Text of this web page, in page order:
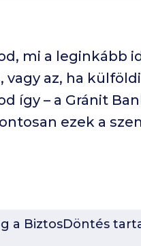
mi a leginkább
az, ha
így – a Gránit
ezek a
a BiztosDöntés